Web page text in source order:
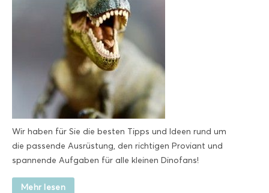
Wir haben für Sie die besten Tipps und Ideen rund um
die passende Ausrüstung, den richtigen Proviant und
spannende Aufgaben für alle kleinen Dinofans!
Mehr lesen